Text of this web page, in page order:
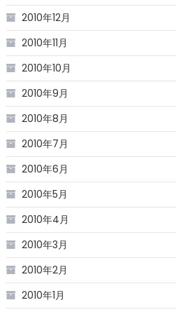
2010年12月
2010年11月
2010年10月
2010年9月
2010年8月
2010年7月
2010年6月
2010年5月
2010年4月
2010年3月
2010年2月
2010年1月